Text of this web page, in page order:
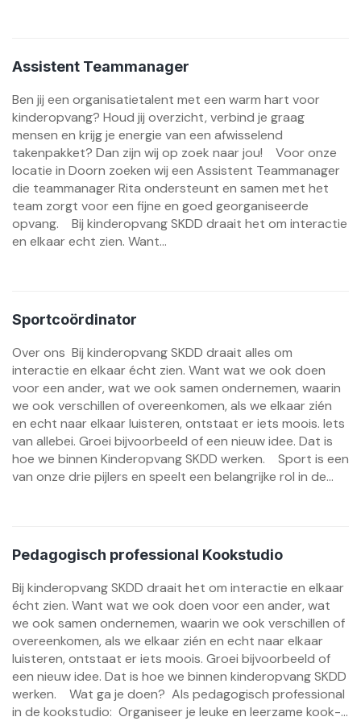
Assistent Teammanager
Ben jij een organisatietalent met een warm hart voor
kinderopvang? Houd jij overzicht, verbind je graag
mensen en krijg je energie van een afwisselend
takenpakket? Dan zijn wij op zoek naar jou! Voor onze
locatie in Doorn zoeken wij een Assistent Teammanager
die teammanager Rita ondersteunt en samen met het
team zorgt voor een fijne en goed georganiseerde
opvang. Bij kinderopvang SKDD draait het om interactie
en elkaar echt zien. Want...
Sportcoördinator
Over ons Bij kinderopvang SKDD draait alles om
interactie en elkaar écht zien. Want wat we ook doen
voor een ander, wat we ook samen ondernemen, waarin
we ook verschillen of overeenkomen, als we elkaar zién
en echt naar elkaar luisteren, ontstaat er iets moois. Iets
van allebei. Groei bijvoorbeeld of een nieuw idee. Dat is
hoe we binnen Kinderopvang SKDD werken. Sport is een
van onze drie pijlers en speelt een belangrijke rol in de...
Pedagogisch professional Kookstudio
Bij kinderopvang SKDD draait het om interactie en elkaar
écht zien. Want wat we ook doen voor een ander, wat
we ook samen ondernemen, waarin we ook verschillen of
overeenkomen, als we elkaar zién en echt naar elkaar
luisteren, ontstaat er iets moois. Groei bijvoorbeeld of
een nieuw idee. Dat is hoe we binnen kinderopvang SKDD
werken. Wat ga je doen? Als pedagogisch professional
in de kookstudio: Organiseer je leuke en leerzame kook-...